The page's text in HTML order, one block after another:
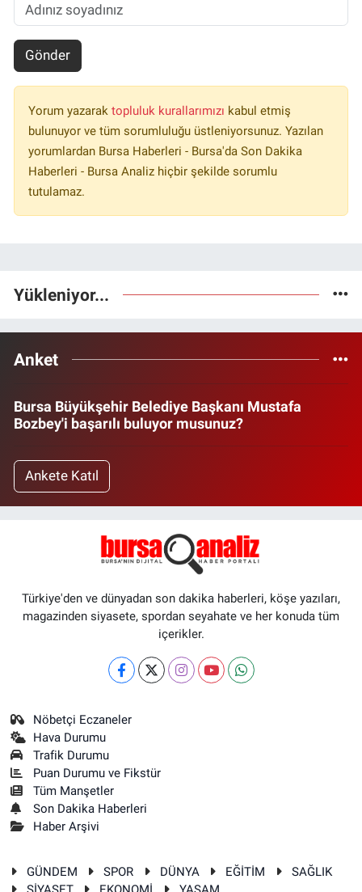
Gönder
Yorum yazarak topluluk kurallarımızı kabul etmiş
bulunuyor ve tüm sorumluluğu üstleniyorsunuz. Yazılan
yorumlardan Bursa Haberleri - Bursa'da Son Dakika
Haberleri - Bursa Analiz hiçbir şekilde sorumlu
tutulamaz.
Yükleniyor...
Anket
Bursa Büyükşehir Belediye Başkanı Mustafa
Bozbey'i başarılı buluyor musunuz?
Ankete Katıl
Türkiye'den ve dünyadan son dakika haberleri, köşe yazıları,
magazinden siyasete, spordan seyahate ve her konuda tüm
içerikler.
Nöbetçi Eczaneler
Hava Durumu
Trafik Durumu
Puan Durumu ve Fikstür
Tüm Manşetler
Son Dakika Haberleri
Haber Arşivi
GÜNDEM SPOR DÜNYA EĞİTİM
SAĞLIK